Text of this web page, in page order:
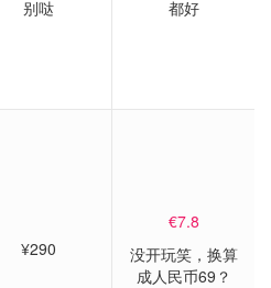
别哒
都好
¥290
€7.8
没开玩笑，换算
成人民币69？